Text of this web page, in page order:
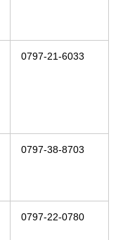
0797-21-6033
0797-38-8703
0797-22-0780